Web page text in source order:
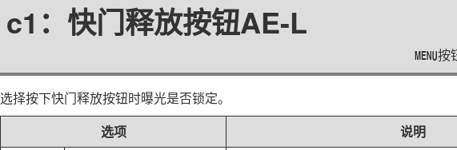
c1： 快门释放按钮AE-L
G按
选择按下快门释放按钮时曝光是否锁定。
选项
说明